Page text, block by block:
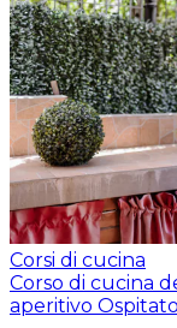
Corsi di cucina
Corso di cucina
aperitivo